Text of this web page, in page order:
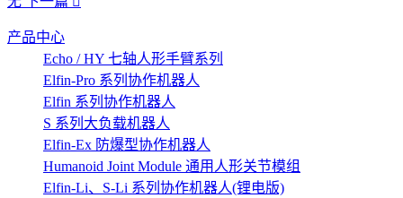
产品中心
Echo / HY 七轴人形手臂系列
Elfin-Pro 系列协作机器人
Elfin 系列协作机器人
S 系列大负载机器人
Elfin-Ex 防爆型协作机器人
Humanoid Joint Module 通用人形关节模组
Elfin-Li、S-Li 系列协作机器人(锂电版)